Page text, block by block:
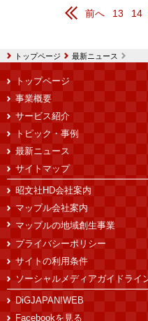
前へ 13 14
トップページ 最新ニュース
トップページ
事業概要
サービス紹介
トピック・事例
最新ニュース
サイトマップ
昭文社HD会社案内
マップル会社案内
マップルの地域創生事業
プライバシーポリシー
サイトの利用条件
ソーシャルメディアガイドライ
DiGJAPAN!WEB
Facebookを見る